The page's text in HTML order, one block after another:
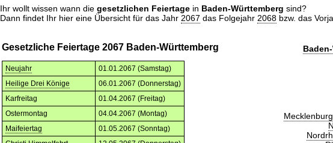
Ihr wollt wissen wann die gesetzlichen Feiertage in Baden-Württemberg sind?
Dann findet Ihr hier eine Übersicht für das Jahr 2067 das Folgejahr 2068 bzw. das
Gesetzliche Feiertage 2067 Baden-Württemberg
Neujahr
01.01.2067 (Samstag)
Heilige Drei Könige
06.01.2067 (Donnerstag)
Karfreitag
01.04.2067 (Freitag)
Ostermontag
04.04.2067 (Montag)
Maifeiertag
01.05.2067 (Sonntag)